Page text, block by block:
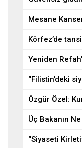
Özgür Özel:
“Siyaseti